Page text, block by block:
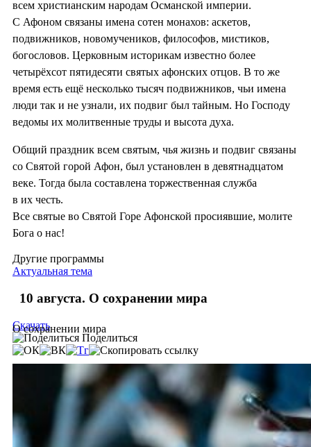
всем христианским народам Османской империи.
С Афоном связаны имена сотен монахов: аскетов,
подвижников, новомучеников, философов, мистиков,
богословов. Церковным историкам известно более
четырёхсот пятидесяти святых афонских отцов. В то же
время есть ещё несколько тысяч подвижников, чьи имена
люди так и не узнали, их подвиг был тайным. Но Господу
ведомы их молитвенные труды и высота духа.
Общий праздник всем святым, чья жизнь и подвиг связаны
со Святой горой Афон, был установлен в девятнадцатом
веке. Тогда была составлена торжественная служба
в их честь.
Все святые во Святой Горе Афонской просиявшие, молите
Бога о нас!
Другие программы
Актуальная тема
10 августа. О сохранении мира
О сохранении мира
Скачать
Поделиться